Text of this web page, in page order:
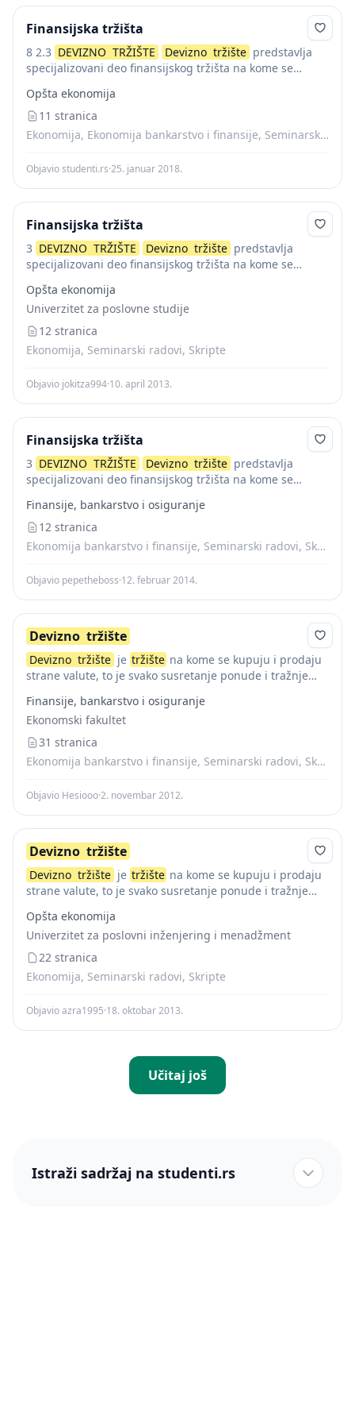
Finansijska tržišta
8 2.3 DEVIZNO TRŽIŠTE Devizno tržište predstavlja
specijalizovani deo finansijskog tržišta na kome se
ponuda i tražnja, utvrđuje devizni kurs i upravlja
deviznim...
Opšta ekonomija
11 stranica
Ekonomija, Ekonomija bankarstvo i finansije, Seminarski radovi, Skripte
Objavio studenti.rs·25. januar 2018.
Finansijska tržišta
3 DEVIZNO TRŽIŠTE Devizno tržište predstavlja
specijalizovani deo finansijskog tržišta na kome se
ponuda i tražnja, utvrđuje devizni kurs i upravlja
deviznim nacionalnim...
Opšta ekonomija
Univerzitet za poslovne studije
12 stranica
Ekonomija, Seminarski radovi, Skripte
Objavio jokitza994·10. april 2013.
Finansijska tržišta
3 DEVIZNO TRŽIŠTE Devizno tržište predstavlja
specijalizovani deo finansijskog tržišta na kome se
ponuda i tražnja, utvrđuje devizni kurs i upravlja
deviznim nacionalnim...
Finansije, bankarstvo i osiguranje
12 stranica
Ekonomija bankarstvo i finansije, Seminarski radovi, Skripte
Objavio pepetheboss·12. februar 2014.
Devizno tržište
Devizno tržište je tržište na kome se kupuju i prodaju
strane valute, to je svako susretanje ponude i tražnje
stranih valuta kao i...
Finansije, bankarstvo i osiguranje
Ekonomski fakultet
31 stranica
Ekonomija bankarstvo i finansije, Seminarski radovi, Skripte
Objavio Hesiooo·2. novembar 2012.
Devizno tržište
Devizno tržište je tržište na kome se kupuju i prodaju
strane valute, to je svako susretanje ponude i tražnje
stranih valuta kao i...
Opšta ekonomija
Univerzitet za poslovni inženjering i menadžment
22 stranica
Ekonomija, Seminarski radovi, Skripte
Objavio azra1995·18. oktobar 2013.
Učitaj još
Istraži sadržaj na studenti.rs